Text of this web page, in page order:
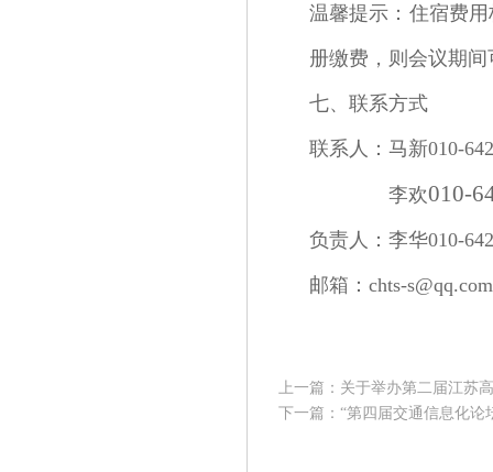
温馨提示：住宿费
册缴费，则会议期
七、联系方式
联系人：马新010-
李欢010-
负责人：李华010-
邮箱：chts-s@qq.com
上一篇：关于举办第二届江苏
下一篇：“第四届交通信息化论